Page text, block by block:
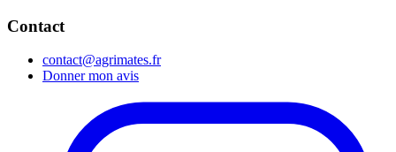
Contact
contact@agrimates.fr
Donner mon avis